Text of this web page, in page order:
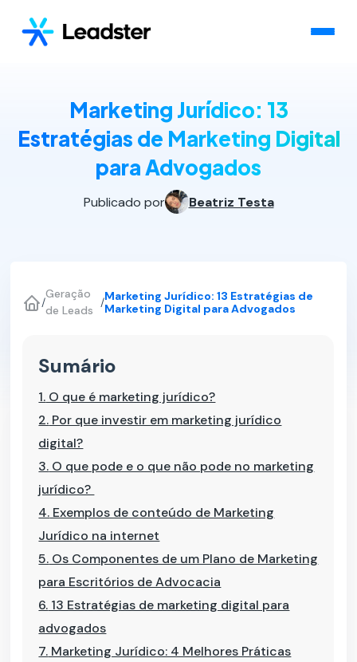
Marketing Jurídico: 13
Estratégias de Marketing Digital
para Advogados
Publicado por Beatriz Testa
/
Geração
de Leads
/Marketing Jurídico: 13 Estratégias de
Marketing Digital para Advogados
Sumário
1. O que é marketing jurídico?
2. Por que investir em marketing jurídico
digital?
3. O que pode e o que não pode no marketing
jurídico?
4. Exemplos de conteúdo de Marketing
Jurídico na internet
5. Os Componentes de um Plano de Marketing
para Escritórios de Advocacia
6. 13 Estratégias de marketing digital para
advogados
7. Marketing Jurídico: 4 Melhores Práticas